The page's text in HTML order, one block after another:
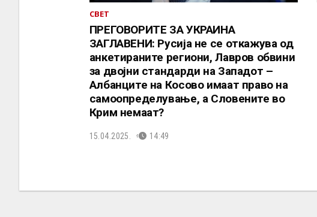
СВЕТ
ПРЕГОВОРИТЕ ЗА УКРАИНА
ЗАГЛАВЕНИ: Русија не се откажува од
анкетираните региони, Лавров обвини
за двојни стандарди на Западот –
Албанците на Косово имаат право на
самоопределување, а Словените во
Крим немаат?
15.04.2025. 14:49